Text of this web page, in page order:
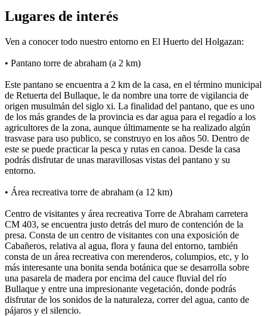
Lugares de interés
Ven a conocer todo nuestro entorno en El Huerto del Holgazan:
• Pantano torre de abraham (a 2 km)
Este pantano se encuentra a 2 km de la casa, en el término municipal
de Retuerta del Bullaque, le da nombre una torre de vigilancia de
origen musulmán del siglo xi. La finalidad del pantano, que es uno
de los más grandes de la provincia es dar agua para el regadío a los
agricultores de la zona, aunque últimamente se ha realizado algún
trasvase para uso publico, se construyo en los años 50. Dentro de
este se puede practicar la pesca y rutas en canoa. Desde la casa
podrás disfrutar de unas maravillosas vistas del pantano y su
entorno.
• Área recreativa torre de abraham (a 12 km)
Centro de visitantes y área recreativa Torre de Abraham carretera
CM 403, se encuentra justo detrás del muro de contención de la
presa. Consta de un centro de visitantes con una exposición de
Cabañeros, relativa al agua, flora y fauna del entorno, también
consta de un área recreativa con merenderos, columpios, etc, y lo
más interesante una bonita senda botánica que se desarrolla sobre
una pasarela de madera por encima del cauce fluvial del río
Bullaque y entre una impresionante vegetación, donde podrás
disfrutar de los sonidos de la naturaleza, correr del agua, canto de
pájaros y el silencio.